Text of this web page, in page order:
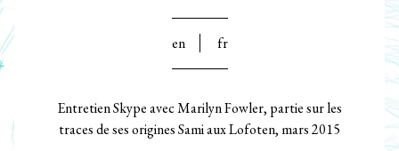
en fr
Entretien Skype avec Marilyn Fowler, partie sur les
traces de ses origines Sami aux Lofoten, mars 2015